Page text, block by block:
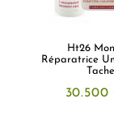
Ht26
Réparatrice
30.500